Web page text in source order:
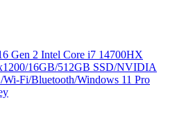
Gen 2 Intel Core i7 14700HX
16GB/512GB SSD/NVIDIA
Fi/Bluetooth/Windows 11 Pro